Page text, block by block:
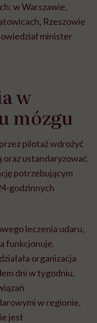
w Warszawie,
Rzeszowie
minister
w
mózgu
pilotaż wdrożyć
ustandaryzować.
potrzebującym
godzinnych
leczenia udaru,
funkcjonuje.
organizacja
dni w tygodniu,
w regionie,
jest